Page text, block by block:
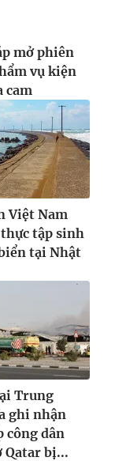
mở phiên
vụ kiện
cam
Việt Nam
thực tập sinh
tại Nhật
Trung
ghi nhận
công dân
Qatar bị...